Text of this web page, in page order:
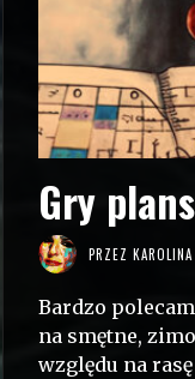
Gry
PRZEZ
Bardzo
na smętne,
względu na